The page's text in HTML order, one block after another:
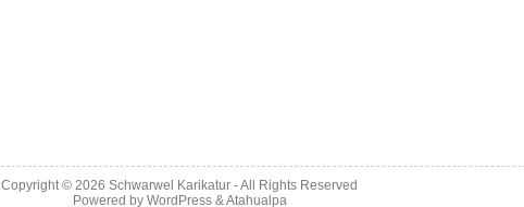
Copyright © 2026 Schwarwel Karikatur - All Rights Reserved
Powered by WordPress&Atahualpa